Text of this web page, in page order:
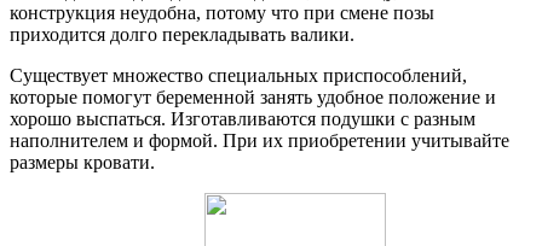
конструкция неудобна, потому что при смене позы
приходится долго перекладывать валики.
Существует множество специальных приспособлений,
которые помогут беременной занять удобное положение и
хорошо выспаться. Изготавливаются подушки с разным
наполнителем и формой. При их приобретении учитывайте
размеры кровати.